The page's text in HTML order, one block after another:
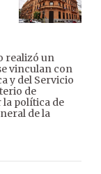
realizó un
vinculan con
y del Servicio
de
la política de
de la